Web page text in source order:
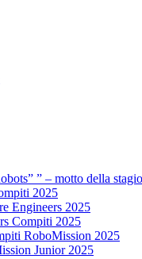
” – motto della
2025
Engineers 2025
Compiti 2025
RoboMission 2025
Junior 2025